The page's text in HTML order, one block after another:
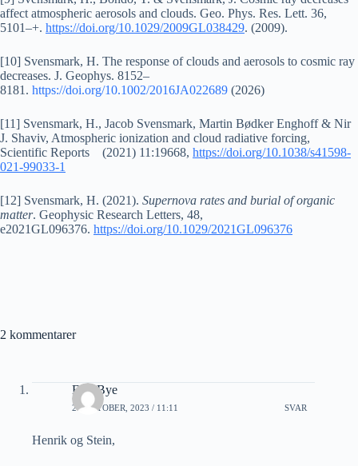
affect atmospheric aerosols and clouds. Geo. Phys. Res. Lett. 36,
5101–+. https://doi.org/10.1029/2009GL038429. (2009).
[10] Svensmark, H. The response of clouds and aerosols to cosmic ray
decreases. J. Geophys. 8152–
8181. https://doi.org/10.1002/2016JA022689 (2026)
[11] Svensmark, H., Jacob Svensmark, Martin Bødker Enghoff & Nir
J. Shaviv, Atmospheric ionization and cloud radiative forcing,
Scientific Reports (2021) 11:19668, https://doi.org/10.1038/s41598-
021-99033-1
[12] Svensmark, H. (2021). Supernova rates and burial of organic
matter. Geophysic Research Letters, 48,
e2021GL096376. https://doi.org/10.1029/2021GL096376
2 kommentarer
Erik Bye
27 OKTOBER, 2023 / 11:11 SVAR
Henrik og Stein,